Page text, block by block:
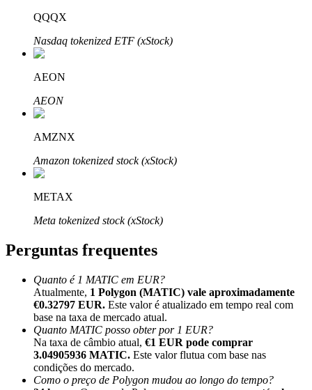
Parceiros Bitrue
Afiliados Bitrue
Até 65% de comissões!
Indicação
QQQX
Nasdaq tokenized ETF (xStock)
AEON
AEON
AMZNX
Amazon tokenized stock (xStock)
METAX
Meta tokenized stock (xStock)
Perguntas frequentes
Quanto é 1 MATIC em EUR?
Atualmente, 1 Polygon (MATIC) vale aproximadamente
€0.32797 EUR. Este valor é atualizado em tempo real com
base na taxa de mercado atual.
Quanto MATIC posso obter por 1 EUR?
Na taxa de câmbio atual, €1 EUR pode comprar
3.04905936 MATIC. Este valor flutua com base nas
condições do mercado.
Como o preço de Polygon mudou ao longo do tempo?